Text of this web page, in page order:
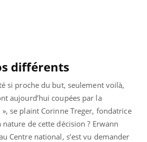
différents
si proche du but, seulement voilà,
aujourd’hui coupées par la
», se plaint Corinne Treger, fondatrice
nature de cette décision ? Erwann
Centre national, s’est vu demander